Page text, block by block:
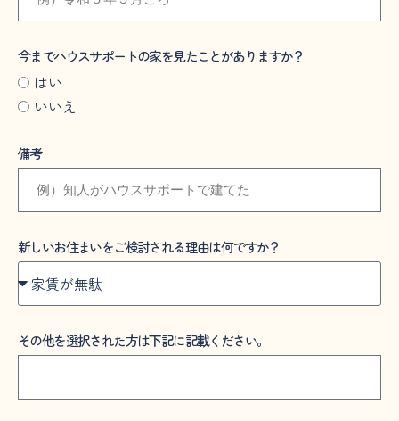
今までハウスサポートの家を見たことがありますか？
はい
いいえ
備考
新しいお住まいをご検討される理由は何ですか？
その他を選択された方は下記に記載ください。